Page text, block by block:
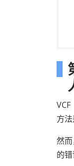
方
然
的